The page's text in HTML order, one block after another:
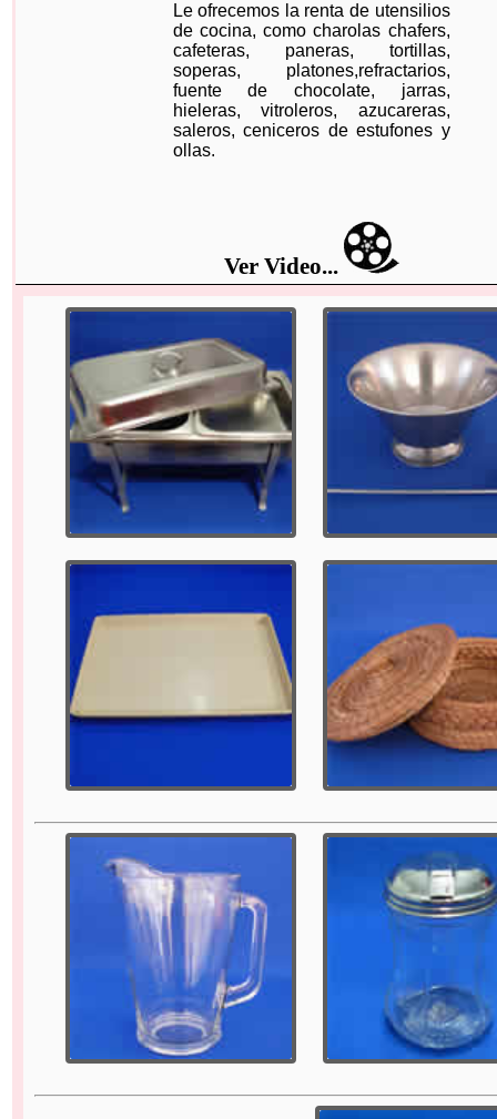
Le ofrecemos la renta de utensilios
de cocina, como charolas chafers,
cafeteras, paneras, tortillas,
soperas, platones,refractarios,
fuente de chocolate, jarras,
hieleras, vitroleros, azucareras,
saleros, ceniceros de estufones y
ollas.
Ver Video...